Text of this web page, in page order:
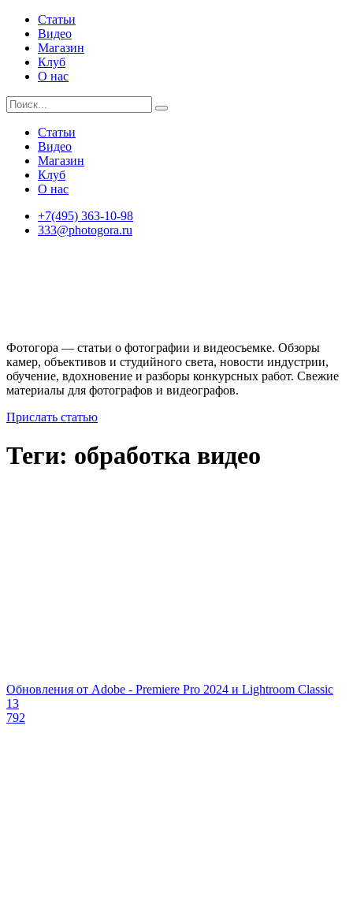
Статьи
Видео
Магазин
Клуб
О нас
Статьи
Видео
Магазин
Клуб
О нас
+7(495) 363-10-98
333@photogora.ru
Фотогора — статьи о фотографии и видеосъемке. Обзоры
камер, объективов и студийного света, новости индустрии,
обучение, вдохновение и разборы конкурсных работ. Свежие
материалы для фотографов и видеографов.
Прислать статью
Теги: обработка видео
Обновления от Adobe - Premiere Pro 2024 и Lightroom Classic
13
792